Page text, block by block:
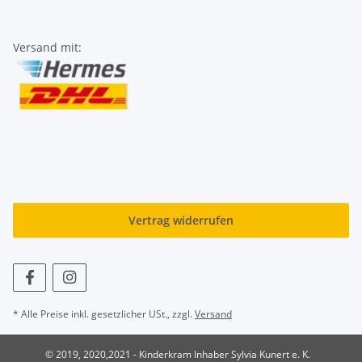
Versand mit:
Vertrag widerrufen
* Alle Preise inkl. gesetzlicher USt., zzgl.Versand
© 2019, 2020,2021 - Kinderkram Inhaber Sylvia Kunert e. K.